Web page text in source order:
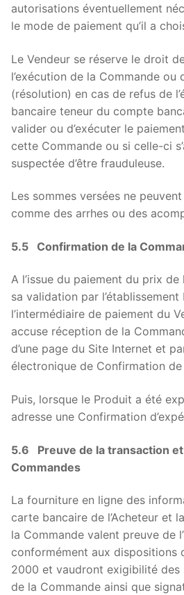
autorisations éventuellement
le mode de paiement qu’il a
Le Vendeur se réserve le droit
l’exécution de la Commande ou
(résolution) en cas de refus de
bancaire teneur du compte
valider ou d’exécuter le
cette Commande ou si celle-ci
suspectée d’être frauduleuse.
Les sommes versées ne
comme des arrhes ou des
5.5 Confirmation de la
A l’issue du paiement du prix
sa validation par l’établissement
l’intermédiaire de paiement du
accuse réception de la
d’une page du Site Internet et
électronique de Confirmation de
Puis, lorsque le Produit a été
adresse une Confirmation
5.6 Preuve de la transaction
Commandes
La fourniture en ligne des
carte bancaire de l’Acheteur et
la Commande valent preuve de
conformément aux dispositions
2000 et vaudront exigibilité des
de la Commande ainsi que